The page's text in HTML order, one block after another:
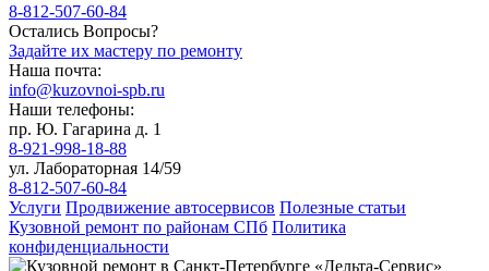
8-812-507-60-84
Остались Вопросы?
Задайте их мастеру по ремонту
Наша почта:
info@kuzovnoi-spb.ru
Наши телефоны:
пр. Ю. Гагарина д. 1
8-921-998-18-88
ул. Лабораторная 14/59
8-812-507-60-84
Услуги Продвижение автосервисов Полезные статьи
Кузовной ремонт по районам СПб Политика
конфиденциальности